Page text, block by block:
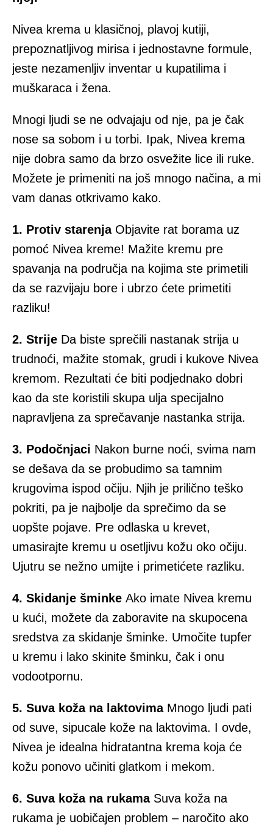
Nivea krema u klasičnoj, plavoj kutiji,
prepoznatljivog mirisa i jednostavne formule,
jeste nezamenljiv inventar u kupatilima i
muškaraca i žena.
Mnogi ljudi se ne odvajaju od nje, pa je čak
nose sa sobom i u torbi. Ipak, Nivea krema
nije dobra samo da brzo osvežite lice ili ruke.
Možete je primeniti na još mnogo načina, a mi
vam danas otkrivamo kako.
1. Protiv starenjaObjavite rat borama uz
pomoć Nivea kreme! Mažite kremu pre
spavanja na područja na kojima ste primetili
da se razvijaju bore i ubrzo ćete primetiti
razliku!
2. Strije Da biste sprečili nastanak strija u
trudnoći, mažite stomak, grudi i kukove Nivea
kremom. Rezultati će biti podjednako dobri
kao da ste koristili skupa ulja specijalno
napravljena za sprečavanje nastanka strija.
3. Podočnjaci Nakon burne noći, svima nam
se dešava da se probudimo sa tamnim
krugovima ispod očiju. Njih je prilično teško
pokriti, pa je najbolje da sprečimo da se
uopšte pojave. Pre odlaska u krevet,
umasirajte kremu u osetljivu kožu oko očiju.
Ujutru se nežno umijte i primetićete razliku.
4. Skidanje šminke Ako imate Nivea kremu
u kući, možete da zaboravite na skupocena
sredstva za skidanje šminke. Umočite tupfer
u kremu i lako skinite šminku, čak i onu
vodootpornu.
5. Suva koža na laktovimaMnogo ljudi pati
od suve, sipucale kože na laktovima. I ovde,
Nivea je idealna hidratantna krema koja će
kožu ponovo učiniti glatkom i mekom.
6. Suva koža na rukama Suva koža na
rukama je uobičajen problem – naročito ako